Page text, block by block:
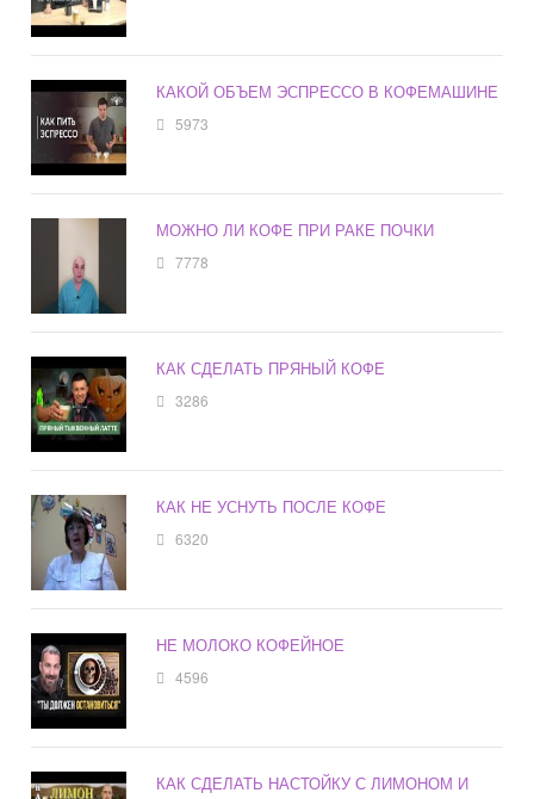
КАКОЙ ОБЪЕМ ЭСПРЕССО В КОФЕМАШИНЕ
5973
МОЖНО ЛИ КОФЕ ПРИ РАКЕ ПОЧКИ
7778
КАК СДЕЛАТЬ ПРЯНЫЙ КОФЕ
3286
КАК НЕ УСНУТЬ ПОСЛЕ КОФЕ
6320
НЕ МОЛОКО КОФЕЙНОЕ
4596
КАК СДЕЛАТЬ НАСТОЙКУ С ЛИМОНОМ И